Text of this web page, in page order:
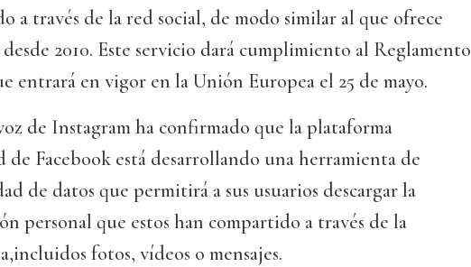
a través de la red social, de modo similar al que ofrece
2010. Este servicio dará cumplimiento al Reglamento
entrará en vigor en la Unión Europea el 25 de mayo.
de Instagram ha confirmado que la plataforma
de Facebook está desarrollando una herramienta de
de datos que permitirá a sus usuarios descargar la
personal que estos han compartido a través de la
fotos, vídeos o mensajes.